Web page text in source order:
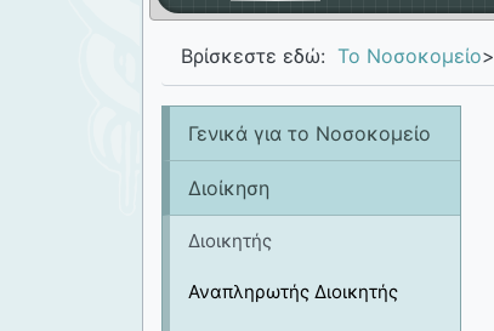
Βρίσκεστε εδώ: Το Νοσοκομείο>
Γενικά για το Νοσοκομείο
Διοίκηση
Διοικητής
Αναπληρωτής Διοικητής